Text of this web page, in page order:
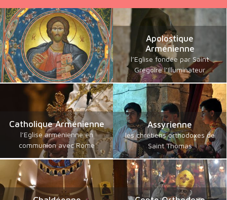
Apolostique
Arménienne
l’Eglise fondée par Saint
Grégoire l’Illuminateur
Catholique Arménienne
l’Eglise arménienne en
communion avec Rome
Assyrienne
les chrétiens orthodoxes de
Saint Thomas